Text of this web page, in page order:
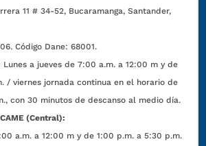
11 # 34-52, Bucaramanga, Santander,
Código Dane: 68001.
Lunes a jueves de 7:00 a.m. a 12:00 m y de
/ viernes jornada continua en el horario de
con 30 minutos de descanso al medio día.
(Central):
a.m. a 12:00 m y de 1:00 p.m. a 5:30 p.m.